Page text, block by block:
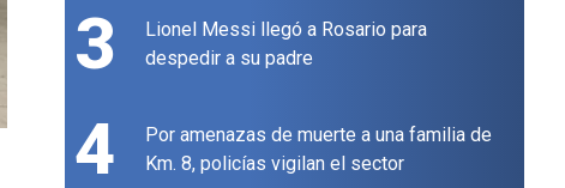
3
Lionel Messi llegó a Rosario para
despedir a su padre
4
Por amenazas de muerte a una familia de
Km. 8, policías vigilan el sector